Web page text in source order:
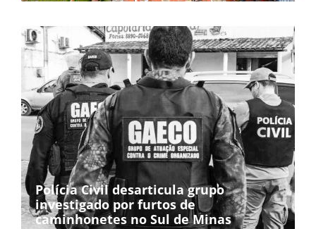
Polícia Civil desarticula grupo
investigado por furtos de
caminhonetes no Sul de Minas